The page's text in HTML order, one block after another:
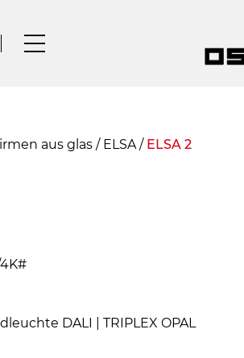
aus glas / ELSA/ ELSA 2
4K#
DALI | TRIPLEX OPAL